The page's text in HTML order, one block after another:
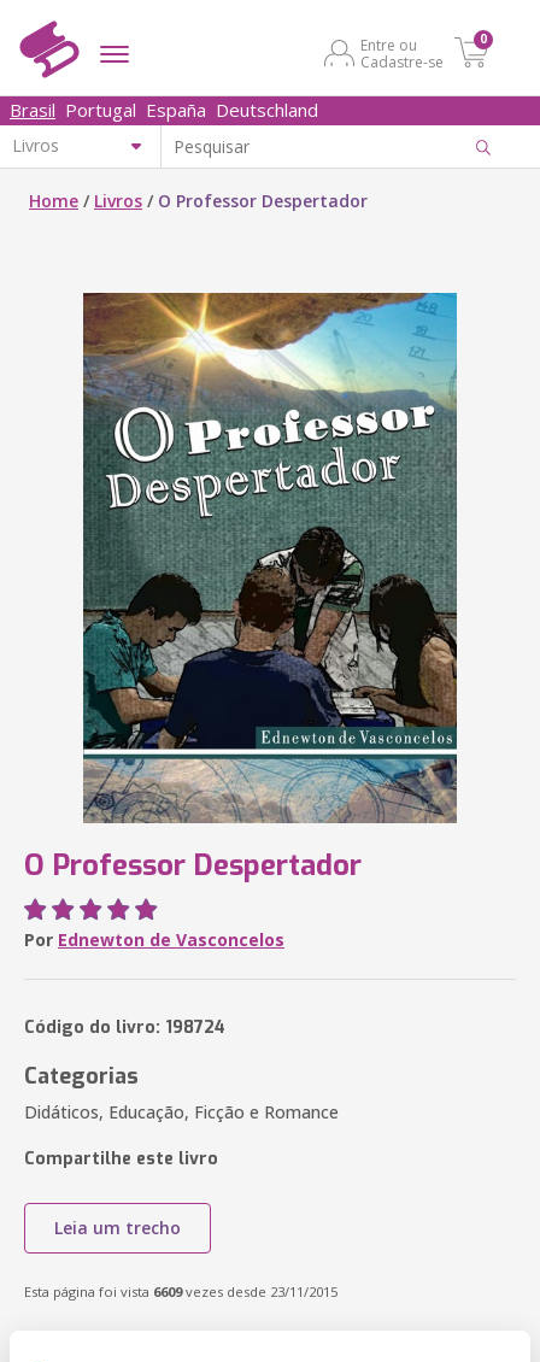
Entre ou
Cadastre-se
0
Brasil Portugal España Deutschland
Home / Livros / O Professor Despertador
O Professor Despertador
Por Ednewton de Vasconcelos
Código do livro: 198724
Categorias
Didáticos, Educação, Ficção e Romance
Compartilhe este livro
Leia um trecho
Esta página foi vista 6609vezes desde 23/11/2015